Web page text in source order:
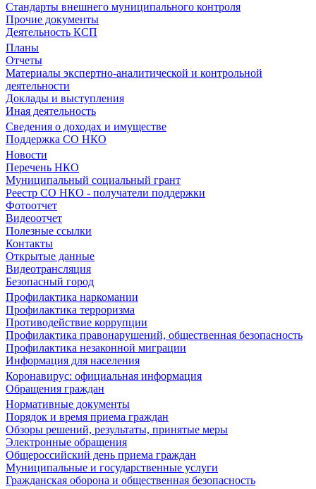
Стандарты внешнего муниципального контроля
Прочие документы
Деятельность КСП
Планы
Отчеты
Материалы экспертно-аналитической и контрольной
деятельности
Доклады и выступления
Иная деятельность
Сведения о доходах и имуществе
Поддержка СО НКО
Новости
Перечень НКО
Муниципальный социальный грант
Реестр СО НКО - получатели поддержки
Фотоотчет
Видеоотчет
Полезные ссылки
Контакты
Открытые данные
Видеотрансляция
Безопасный город
Профилактика наркомании
Профилактика терроризма
Противодействие коррупции
Профилактика правонарушений, общественная безопасность
Профилактика незаконной миграции
Информация для населения
Коронавирус: официальная информация
Обращения граждан
Нормативные документы
Порядок и время приема граждан
Обзоры решений, результаты, принятые меры
Электронные обращения
Общероссийский день приема граждан
Муниципальные и государственные услуги
Гражданская оборона и общественная безопасность